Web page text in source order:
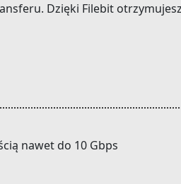
Dzięki Filebit
nawet do 10 Gbps